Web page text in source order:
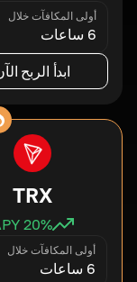
أولى المكافآت خلال
6 ساعات
ابدأ الربح
TRX
20% APY
أولى المكافآت خلال
6 ساعات